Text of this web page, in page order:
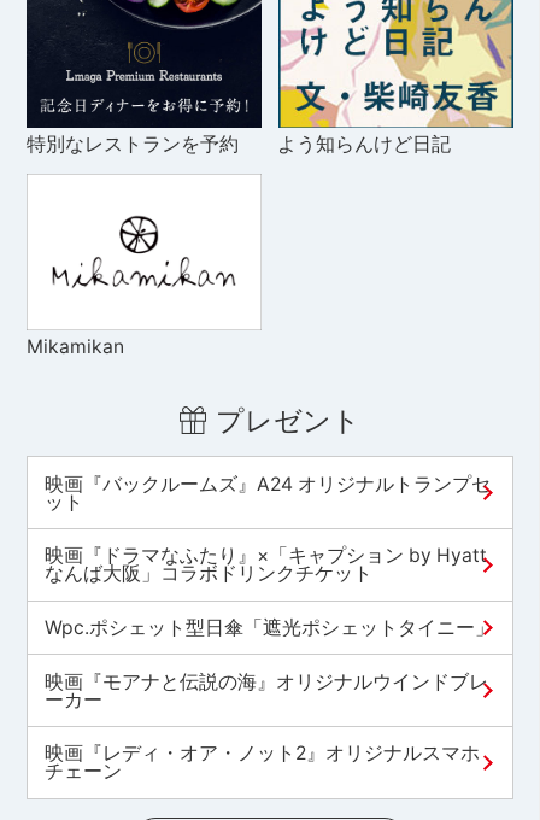
特別なレストランを予約 よう知らんけど日記
Mikamikan
プレゼント
映画『バックルームズ』A24 オリジナルトランプセ
ット
映画『ドラマなふたり』×「キャプション by Hyatt
なんば大阪」コラボドリンクチケット
Wpc.ポシェット型日傘「遮光ポシェットタイニー」
映画『モアナと伝説の海』オリジナルウインドブレ
ーカー
映画『レディ・オア・ノット2』オリジナルスマホ
チェーン